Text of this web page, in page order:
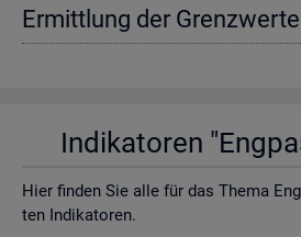
Er­mitt­lung der Grenz­wer­te
In­di­ka­to­ren
Hier fin­den Sie alle für das Thema
ten In­di­ka­to­ren.